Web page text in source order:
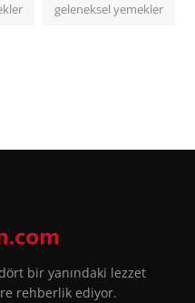
geleneksel yemekler
bir yanındaki lezzet
rehberlik ediyor.